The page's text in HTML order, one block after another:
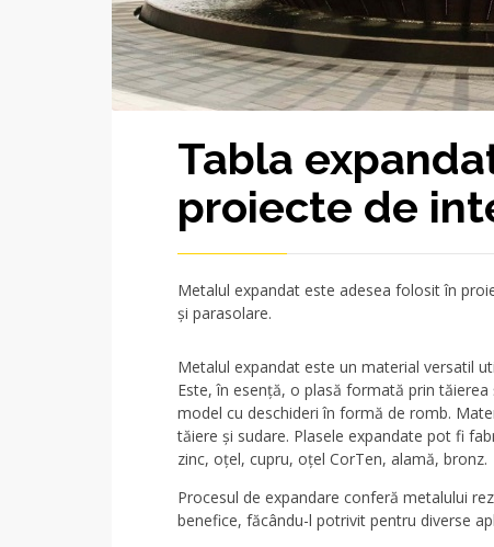
Tabla
proiecte de
Metalul expandat este adesea folosit în
și parasolare.
Metalul expandat este un material versatil
Este, în esență, o plasă formată prin
model cu deschideri în formă de romb.
tăiere și sudare. Plasele expandate pot fi
zinc, oțel, cupru, oțel CorTen, alamă, bronz.
Procesul de expandare conferă metalului
benefice, făcându-l potrivit pentru diverse